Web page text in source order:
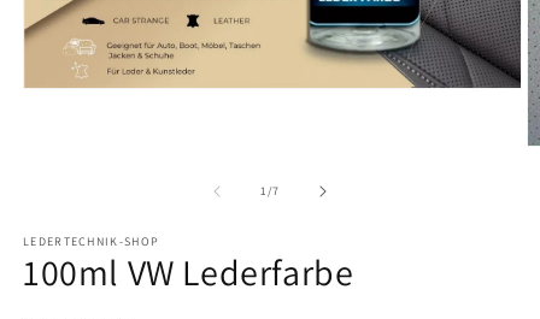
1/von
7
LEDERTECHNIK-SHOP
100ml VW Lederfarbe